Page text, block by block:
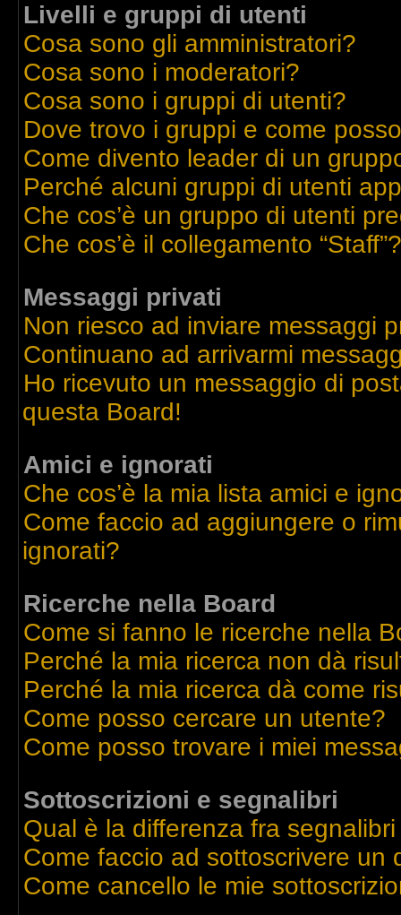
Livelli e gruppi di utenti
Cosa sono gli amministratori?
Cosa sono i moderatori?
Cosa sono i gruppi di utenti?
Dove trovo i gruppi e come
Come divento leader di un
Perché alcuni gruppi di utenti
Che cos’è un gruppo di utenti
Che cos’è il collegamento “Staff”?
Messaggi privati
Non riesco ad inviare messaggi
Continuano ad arrivarmi
Ho ricevuto un messaggio di
questa Board!
Amici e ignorati
Che cos’è la mia lista amici e
Come faccio ad aggiungere o
ignorati?
Ricerche nella Board
Come si fanno le ricerche nella
Perché la mia ricerca non dà
Perché la mia ricerca dà come
Come posso cercare un utente?
Come posso trovare i miei
Sottoscrizioni e segnalibri
Qual è la differenza fra
Come faccio ad sottoscrivere un
Come cancello le mie